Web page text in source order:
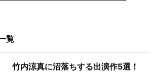
覧
竹内涼真に沼落ちする出演作5選！